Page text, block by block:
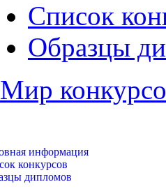
Список
Образцы
Мир
информация
конкурсов
дипломов